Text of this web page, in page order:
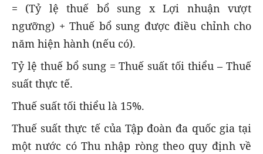
= (Tỷ lệ thuế bổ sung x Lợi nhuận vượt
ngưỡng) + Thuế bổ sung được điều chỉnh cho
năm hiện hành (nếu có).
Tỷ lệ thuế bổ sung = Thuế suất tối thiểu – Thuế
suất thực tế.
Thuế suất tối thiểu là 15%.
Thuế suất thực tế của Tập đoàn đa quốc gia tại
một nước có Thu nhập ròng theo quy định về